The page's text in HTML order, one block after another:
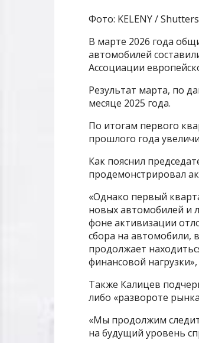
Фото: KELENY /
В марте 2026 года
автомобилей
Ассоциации
Результат марта, по
месяце 2025 года.
По итогам первого
прошлого года
Как пояснил
продемонстрировал
«Однако первый
новых автомобилей и
фоне активизации
сбора на автомобили,
продолжает
финансовой
Также Калицев
либо «развороте
«Мы продолжим
на будущий уровень